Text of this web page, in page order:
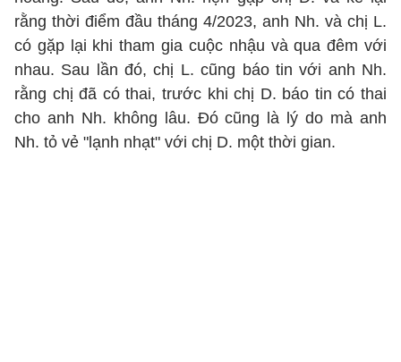
rằng thời điểm đầu tháng 4/2023, anh Nh. và chị L.
có gặp lại khi tham gia cuộc nhậu và qua đêm với
nhau. Sau lần đó, chị L. cũng báo tin với anh Nh.
rằng chị đã có thai, trước khi chị D. báo tin có thai
cho anh Nh. không lâu. Đó cũng là lý do mà anh
Nh. tỏ vẻ "lạnh nhạt" với chị D. một thời gian.